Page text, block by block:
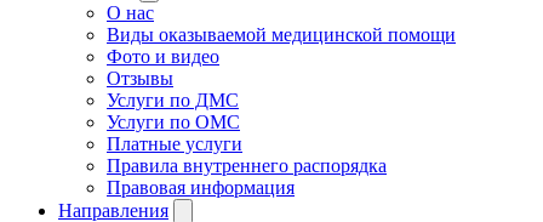
О нас
Виды оказываемой медицинской помощи
Фото и видео
Отзывы
Услуги по ДМС
Услуги по ОМС
Платные услуги
Правила внутреннего распорядка
Правовая информация
Направления